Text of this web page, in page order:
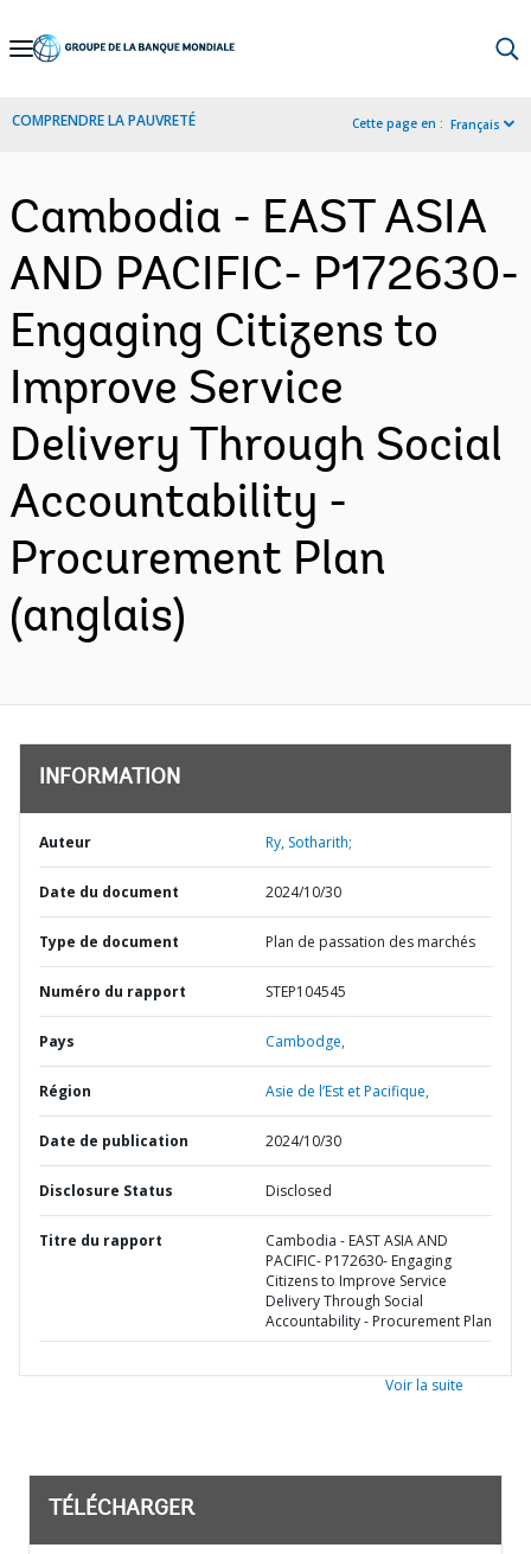
Skip
Navigation
COMPRENDRE LA PAUVRETÉ Cette page en : Français
Cambodia - EAST ASIA
AND PACIFIC- P172630-
Engaging Citizens to
Improve Service
Delivery Through Social
Accountability -
Procurement Plan
(anglais)
INFORMATION
Auteur Ry, Sotharith;
Date du document 2024/10/30
Type de document Plan de passation des marchés
Numéro du rapport STEP104545
Pays Cambodge,
Région Asie de l’Est et Pacifique,
Date de publication 2024/10/30
Disclosure Status Disclosed
Titre du rapport
Cambodia - EAST ASIA AND
PACIFIC- P172630- Engaging
Citizens to Improve Service
Delivery Through Social
Accountability - Procurement Plan
Voir la suite
TÉLÉCHARGER